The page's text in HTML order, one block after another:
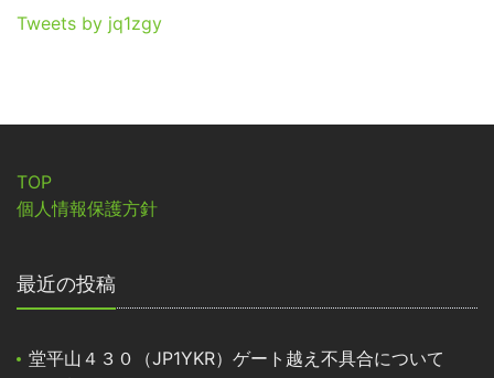
Tweets by jq1zgy
TOP
個人情報保護方針
最近の投稿
堂平山４３０（JP1YKR）ゲート越え不具合について